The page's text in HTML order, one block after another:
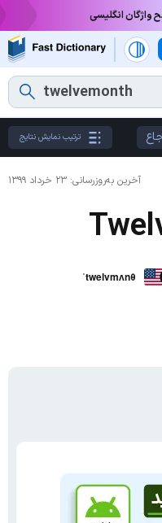
انگلیسی
ترتیب نمایش نتایج
آخرین به‌روزرسانی: ۲۳ خرداد ۱۳۹۹
ˈtwelvmʌnθ